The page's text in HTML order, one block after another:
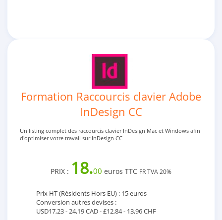
Formation Raccourcis clavier Adobe
InDesign CC
Un listing complet des raccourcis clavier InDesign Mac et Windows afin
d'optimiser votre travail sur InDesign CC
PRIX : 18.00 euros TTC FR TVA 20%
Prix HT (Résidents Hors EU) : 15 euros
Conversion autres devises :
USD17,23 - 24,19 CAD - £12,84 - 13,96 CHF